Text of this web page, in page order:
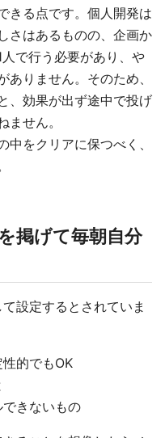
きる点です。個人開発は
さはあるものの、企画か
で行う必要があり、や
ありません。そのため、
、効果が出ず途中で投げ
せん。
をクリアに保つべく、
掲げて毎朝自分
設定するとされていま
的でもOK
きないもの